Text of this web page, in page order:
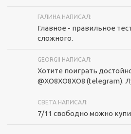
ГАЛИНА НАПИСАЛ:
Главное - правильное
сложного.
GEORGII НАПИСАЛ:
Хотите поиграть
@XO8XO8XO8 (telegram).
СВЕТА НАПИСАЛ:
7/11 свободно можно